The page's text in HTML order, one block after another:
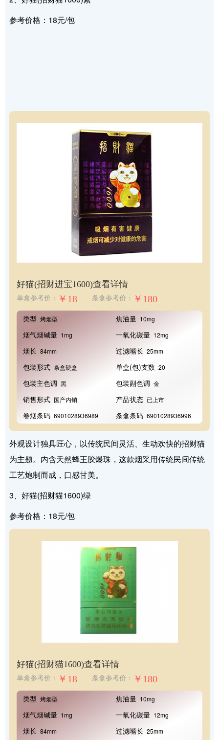
参考价格：18元/包
好猫(招财进宝1600)查看详情
单盒参考价： ￥18 条盒参考价： ￥180
类型 烤烟型 焦油量 10mg
烟气烟碱量 1mg 一氧化碳量 12mg
烟长 84mm 过滤嘴长 25mm
包装形式 条盒硬盒 单盒(包)支数 20
包装主色调 黑 包装副色调 金
销售形式 国产内销 产品状态 已上市
卷烟条码 6901028936989 条盒条码 6901028936996
外观设计独具匠心，以传统民间灵活、生动欢快的招财猫
为主题。内含天然蜂王胶爆珠，这款烟采用传统民间传统
工艺炮制而成，口感甘美。
3、好猫(招财猫1600)绿
参考价格：18元/包
好猫(招财猫1600)查看详情
单盒参考价： ￥18 条盒参考价： ￥180
类型 烤烟型 焦油量 10mg
烟气烟碱量 1mg 一氧化碳量 12mg
烟长 84mm 过滤嘴长 25mm